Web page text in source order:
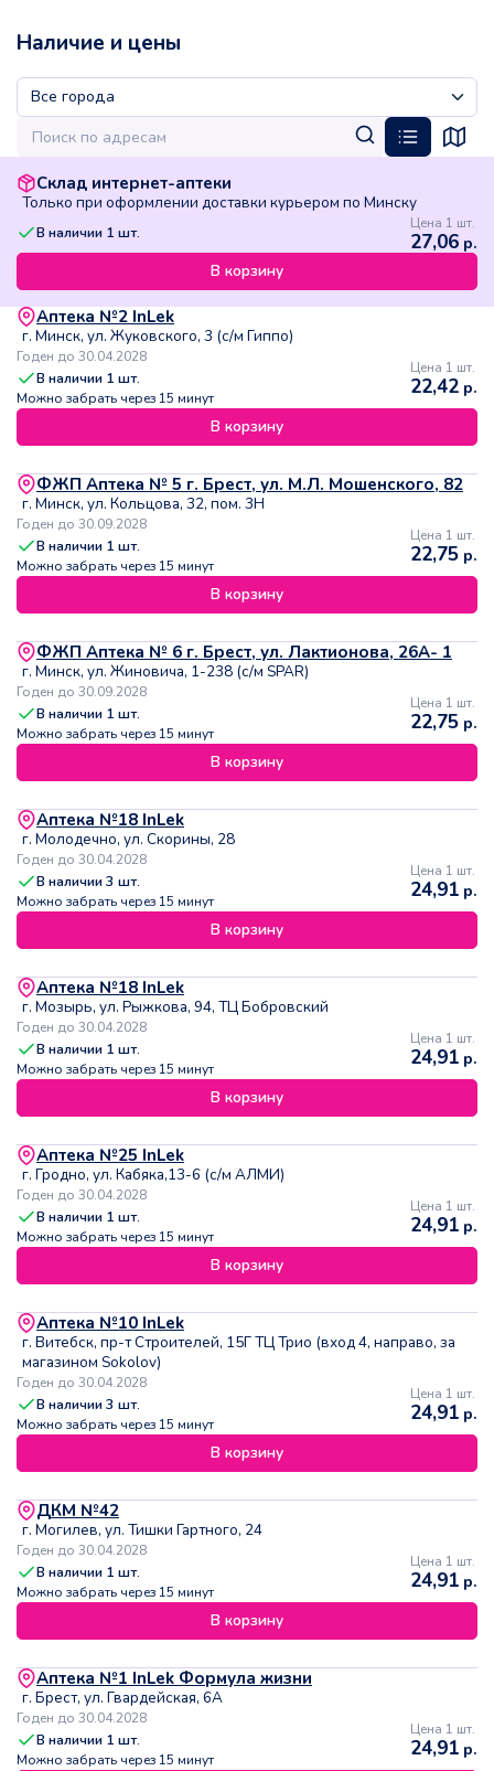
Наличие и цены
Склад интернет-аптеки
Только при оформлении доставки курьером по Минску
В наличии 1 шт. Цена 1 шт.
27,06 р.
В корзину
Аптека №2 InLek
г. Минск, ул. Жуковского, 3 (с/м Гиппо)
Годен до 30.04.2028
В наличии 1 шт.
Можно забрать через 15 минут
Цена 1 шт.
22,42 р.
В корзину
ФЖП Аптека № 5 г. Брест, ул. М.Л. Мошенского, 82
г. Минск, ул. Кольцова, 32, пом. 3Н
Годен до 30.09.2028
В наличии 1 шт.
Можно забрать через 15 минут
Цена 1 шт.
22,75 р.
В корзину
ФЖП Аптека № 6 г. Брест, ул. Лактионова, 26А- 1
г. Минск, ул. Жиновича, 1-238 (с/м SPAR)
Годен до 30.09.2028
В наличии 1 шт.
Можно забрать через 15 минут
Цена 1 шт.
22,75 р.
В корзину
Аптека №18 InLek
г. Молодечно, ул. Скорины, 28
Годен до 30.04.2028
В наличии3 шт.
Можно забрать через 15 минут
Цена 1 шт.
24,91 р.
В корзину
Аптека №18 InLek
г. Мозырь, ул. Рыжкова, 94, ТЦ Бобровский
Годен до 30.04.2028
В наличии 1 шт.
Можно забрать через 15 минут
Цена 1 шт.
24,91 р.
В корзину
Аптека №25 InLek
г. Гродно, ул. Кабяка,13-6 (с/м АЛМИ)
Годен до 30.04.2028
В наличии 1 шт.
Можно забрать через 15 минут
Цена 1 шт.
24,91 р.
В корзину
Аптека №10 InLek
г. Витебск, пр-т Строителей, 15Г ТЦ Трио (вход 4, направо, за
магазином Sokolov)
Годен до 30.04.2028
В наличии3 шт.
Можно забрать через 15 минут
Цена 1 шт.
24,91 р.
В корзину
ДКМ №42
г. Могилев, ул. Тишки Гартного, 24
Годен до 30.04.2028
В наличии 1 шт.
Можно забрать через 15 минут
Цена 1 шт.
24,91 р.
В корзину
Аптека №1 InLek Формула жизни
г. Брест, ул. Гвардейская, 6А
Годен до 30.04.2028
В наличии 1 шт.
Можно забрать через 15 минут
Цена 1 шт.
24,91 р.